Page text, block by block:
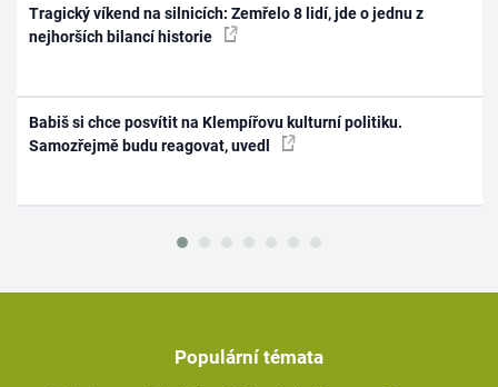
Tragický víkend na silnicích: Zemřelo 8 lidí, jde o jednu z
nejhorších bilancí historie
Babiš si chce posvítit na Klempířovu kulturní politiku.
Samozřejmě budu reagovat, uvedl
Populární témata